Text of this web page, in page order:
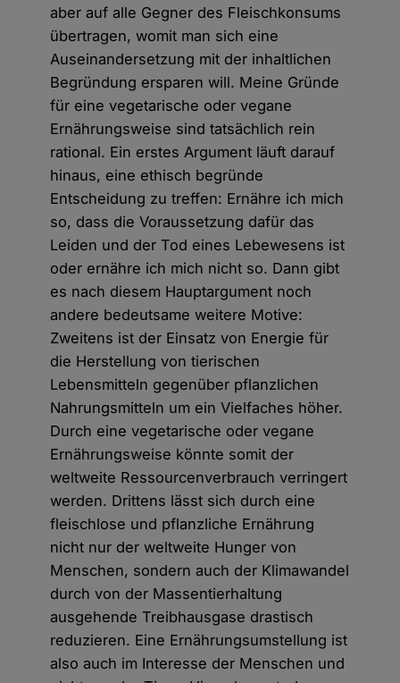
aber auf alle Gegner des Fleischkonsums
übertragen, womit man sich eine
Auseinandersetzung mit der inhaltlichen
Begründung ersparen will. Meine Gründe
für eine vegetarische oder vegane
Ernährungsweise sind tatsächlich rein
rational. Ein erstes Argument läuft darauf
hinaus, eine ethisch begründe
Entscheidung zu treffen: Ernähre ich mich
so, dass die Voraussetzung dafür das
Leiden und der Tod eines Lebewesens ist
oder ernähre ich mich nicht so. Dann gibt
es nach diesem Hauptargument noch
andere bedeutsame weitere Motive:
Zweitens ist der Einsatz von Energie für
die Herstellung von tierischen
Lebensmitteln gegenüber pflanzlichen
Nahrungsmitteln um ein Vielfaches höher.
Durch eine vegetarische oder vegane
Ernährungsweise könnte somit der
weltweite Ressourcenverbrauch verringert
werden. Drittens lässt sich durch eine
fleischlose und pflanzliche Ernährung
nicht nur der weltweite Hunger von
Menschen, sondern auch der Klimawandel
durch von der Massentierhaltung
ausgehende Treibhausgase drastisch
reduzieren. Eine Ernährungsumstellung ist
also auch im Interesse der Menschen und